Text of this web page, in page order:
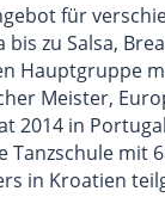
für
zu Salsa,
Hauptgruppe
Meister,
2014 in
Tanzschule mit
in Kroatien